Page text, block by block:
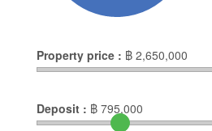
Property price : ฿ 2,650,000
Deposit : ฿ 795,000